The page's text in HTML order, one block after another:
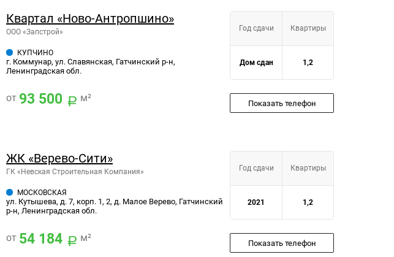
Квартал «Ново-Антропшино»
ООО «Запстрой»
КУПЧИНО
г. Коммунар, ул. Славянская, Гатчинский р-н,
Ленинградская обл.
от 93 500 м²
Год сдачи Квартиры
Дом сдан 1,2
Показать телефон
ЖК «Верево-Сити»
ГК «Невская Строительная Компания»
МОСКОВСКАЯ
ул. Кутышева, д. 7, корп. 1, 2, д. Малое Верево, Гатчинский
р-н, Ленинградская обл.
от 54 184 м²
Год сдачи Квартиры
2021 1,2
Показать телефон